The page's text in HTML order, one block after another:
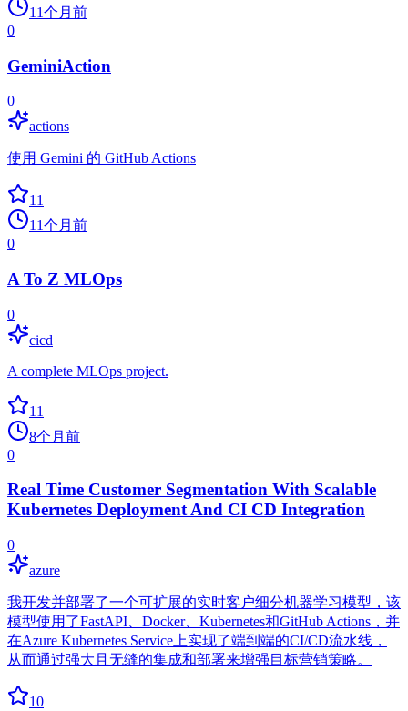
11个月前
0
GeminiAction
0
actions
使用 Gemini 的 GitHub Actions
11
11个月前
0
A To Z MLOps
0
cicd
A complete MLOps project.
11
8个月前
0
Real Time Customer Segmentation With Scalable
Kubernetes Deployment And CI CD Integration
0
azure
我开发并部署了一个可扩展的实时客户细分机器学习模型，该
模型使用了FastAPI、Docker、Kubernetes和GitHub Actions，并
在Azure Kubernetes Service上实现了端到端的CI/CD流水线，
从而通过强大且无缝的集成和部署来增强目标营销策略。
10